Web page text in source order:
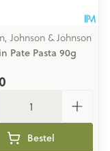
Johnson & Johnson
Pate Pasta 90g
Bestel